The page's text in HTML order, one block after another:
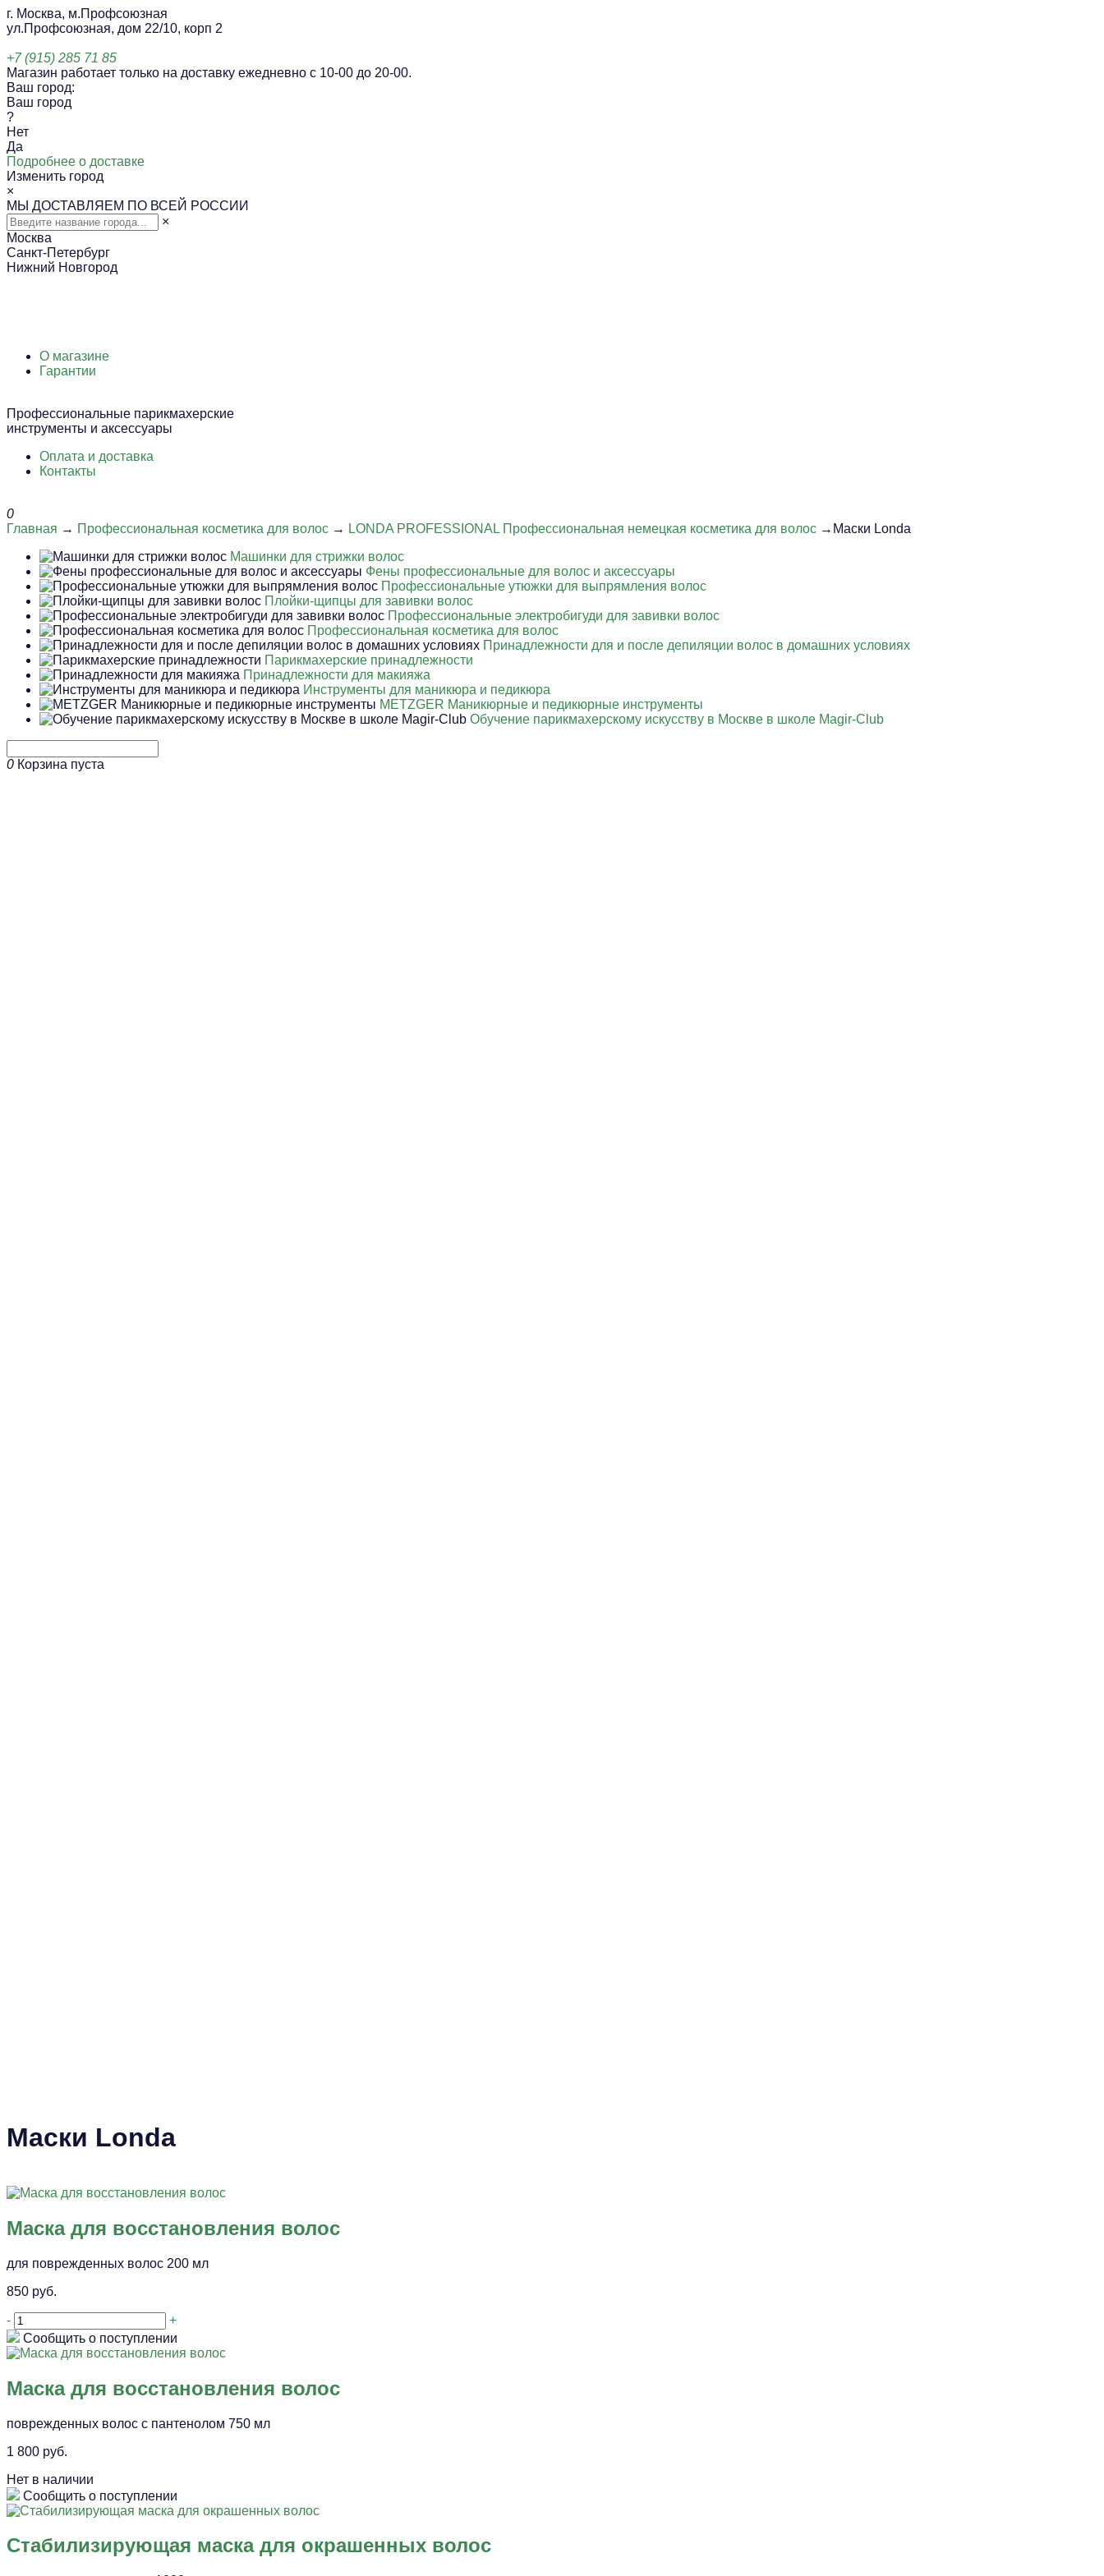
г. Москва, м.Профсоюзная
ул.Профсоюзная, дом 22/10, корп 2
+7 (915) 285 71 85
Магазин работает только на доставку ежедневно с 10-00 до 20-00.
Ваш город:
Ваш город
?
Нет
Да
Подробнее о доставке
Изменить город
×
МЫ ДОСТАВЛЯЕМ ПО ВСЕЙ РОССИИ
×
Москва
Санкт-Петербург
Нижний Новгород
О магазине
Гарантии
Профессиональные парикмахерские
инструменты и аксессуары
Оплата и доставка
Контакты
0
Главная → Профессиональная косметика для волос → LONDA PROFESSIONAL Профессиональная немецкая косметика для волос →Маски Londa
Машинки для стрижки волос
Фены профессиональные для волос и аксессуары
Профессиональные утюжки для выпрямления волос
Плойки-щипцы для завивки волос
Профессиональные электробигуди для завивки волос
Профессиональная косметика для волос
Принадлежности для и после депиляции волос в домашних условиях
Парикмахерские принадлежности
Принадлежности для макияжа
Инструменты для маникюра и педикюра
METZGER Маникюрные и педикюрные инструменты
Обучение парикмахерскому искусству в Москве в школе Magir-Club
0 Корзина пуста
Маски Londa
Маска для восстановления волос
для поврежденных волос 200 мл
850 руб.
-
+
Сообщить о поступлении
Маска для восстановления волос
поврежденных волос с пантенолом 750 мл
1 800 руб.
Нет в наличии
Сообщить о поступлении
Стабилизирующая маска для окрашенных волос